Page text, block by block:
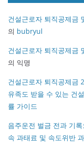
건설근로자 퇴직공제금
의 bubryul
건설근로자 퇴직공제금
의 익명
건설근로자 퇴직공제금
유족도 받을 수 있는 건
률 가이드
음주운전 벌금 전과 기
속 과태료 및 속도위반